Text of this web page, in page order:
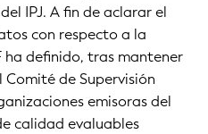
IPJ. A fin de aclarar el
con respecto a la
ha definido, tras mantener
de Supervisión
emisoras del
calidad evaluables